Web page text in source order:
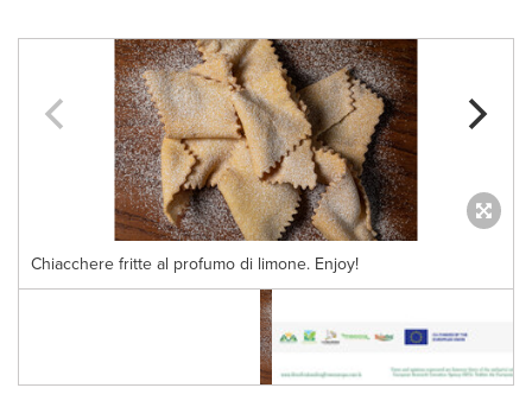
Chiacchere fritte al profumo di limone. Enjoy!